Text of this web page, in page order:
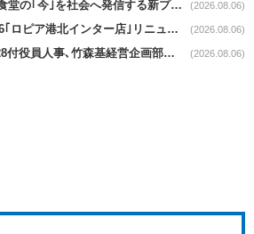
ファミマnews｜こども食堂の｢今｣を社会へ発信する新プロジェクト始動 (2026.08.06)
OICグループnews｜8/16｢ロピア港北インター店｣リニューアル/食品売場拡大 (2026.08.06)
コスモス薬品news｜8/28付役員人事､竹森基経営企画部長が取締役昇格 (2026.08.06)